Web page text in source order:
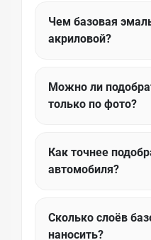
Чем базовая
акриловой?
Можно ли
только по фото?
Как точнее
автомобиля?
Сколько слоёв
наносить?